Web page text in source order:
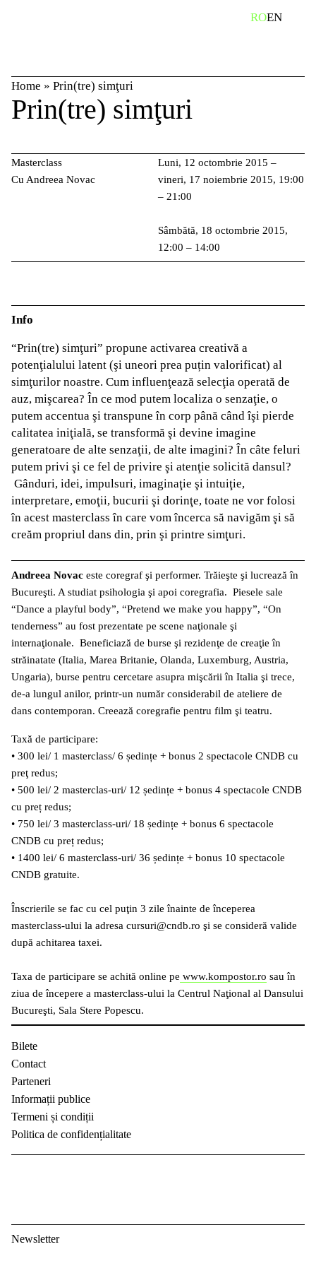
ROEN
Home » Prin(tre) simţuri
Prin(tre) simţuri
Masterclass
Cu Andreea Novac
Luni, 12 octombrie 2015 –
vineri, 17 noiembrie 2015, 19:00
– 21:00
Sâmbătă, 18 octombrie 2015,
12:00 – 14:00
Info
“Prin(tre) simţuri” propune activarea creativă a
potenţialului latent (şi uneori prea puțin valorificat) al
simţurilor noastre. Cum influenţează selecţia operată de
auz, mişcarea? În ce mod putem localiza o senzaţie, o
putem accentua şi transpune în corp până când îşi pierde
calitatea iniţială, se transformă şi devine imagine
generatoare de alte senzaţii, de alte imagini? În câte feluri
putem privi şi ce fel de privire şi atenţie solicită dansul?
Gânduri, idei, impulsuri, imaginaţie şi intuiţie,
interpretare, emoţii, bucurii şi dorinţe, toate ne vor folosi
în acest masterclass în care vom încerca să navigăm şi să
creăm propriul dans din, prin şi printre simţuri.
Andreea Novac este coregraf şi performer. Trăieşte şi lucrează în
Bucureşti. A studiat psihologia şi apoi coregrafia. Piesele sale
“Dance a playful body”, “Pretend we make you happy”, “On
tenderness” au fost prezentate pe scene naţionale şi
internaţionale. Beneficiază de burse şi rezidenţe de creaţie în
străinatate (Italia, Marea Britanie, Olanda, Luxemburg, Austria,
Ungaria), burse pentru cercetare asupra mişcării în Italia şi trece,
de-a lungul anilor, printr-un număr considerabil de ateliere de
dans contemporan. Creează coregrafie pentru film şi teatru.
Taxă de participare:
• 300 lei/ 1 masterclass/ 6 ședințe + bonus 2 spectacole CNDB cu
preţ redus;
• 500 lei/ 2 masterclas-uri/ 12 ședințe + bonus 4 spectacole CNDB
cu preț redus;
• 750 lei/ 3 masterclass-uri/ 18 ședințe + bonus 6 spectacole
CNDB cu preț redus;
• 1400 lei/ 6 masterclass-uri/ 36 ședințe + bonus 10 spectacole
CNDB gratuite.
Înscrierile se fac cu cel puţin 3 zile înainte de începerea
masterclass-ului la adresa cursuri@cndb.ro şi se consideră valide
după achitarea taxei.
Taxa de participare se achită online pe www.kompostor.ro sau în
ziua de începere a masterclass-ului la Centrul Naţional al Dansului
Bucureşti, Sala Stere Popescu.
Bilete
Contact
Parteneri
Informații publice
Termeni și condiții
Politica de confidențialitate
Newsletter